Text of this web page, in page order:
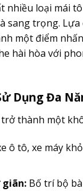
nhiều loại mái
sang trọng. Lựa
một điểm
hài hòa với
Dụng Đa
thành một
ô tô, xe máy
giãn:Bố trí bộ